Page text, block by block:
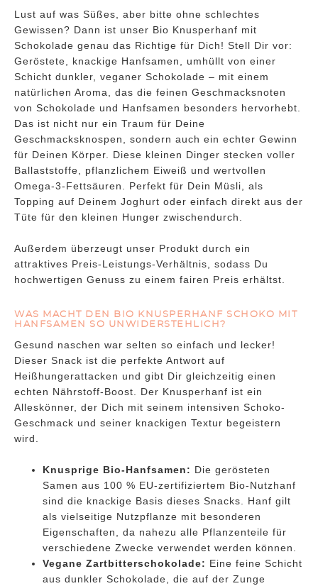
Lust auf was Süßes, aber bitte ohne schlechtes
Gewissen? Dann ist unser Bio Knusperhanf mit
Schokolade genau das Richtige für Dich! Stell Dir vor:
Geröstete, knackige Hanfsamen, umhüllt von einer
Schicht dunkler, veganer Schokolade – mit einem
natürlichen Aroma, das die feinen Geschmacksnoten
von Schokolade und Hanfsamen besonders hervorhebt.
Das ist nicht nur ein Traum für Deine
Geschmacksknospen, sondern auch ein echter Gewinn
für Deinen Körper. Diese kleinen Dinger stecken voller
Ballaststoffe, pflanzlichem Eiweiß und wertvollen
Omega-3-Fettsäuren. Perfekt für Dein Müsli, als
Topping auf Deinem Joghurt oder einfach direkt aus der
Tüte für den kleinen Hunger zwischendurch.
Außerdem überzeugt unser Produkt durch ein
attraktives Preis-Leistungs-Verhältnis, sodass Du
hochwertigen Genuss zu einem fairen Preis erhältst.
WAS MACHT DEN BIO KNUSPERHANF SCHOKO MIT
HANFSAMEN SO UNWIDERSTEHLICH?
Gesund naschen war selten so einfach und lecker!
Dieser Snack ist die perfekte Antwort auf
Heißhungerattacken und gibt Dir gleichzeitig einen
echten Nährstoff-Boost. Der Knusperhanf ist ein
Alleskönner, der Dich mit seinem intensiven Schoko-
Geschmack und seiner knackigen Textur begeistern
wird.
Knusprige Bio-Hanfsamen: Die gerösteten
Samen aus 100 % EU-zertifiziertem Bio-Nutzhanf
sind die knackige Basis dieses Snacks. Hanf gilt
als vielseitige Nutzpflanze mit besonderen
Eigenschaften, da nahezu alle Pflanzenteile für
verschiedene Zwecke verwendet werden können.
Vegane Zartbitterschokolade: Eine feine Schicht
aus dunkler Schokolade, die auf der Zunge